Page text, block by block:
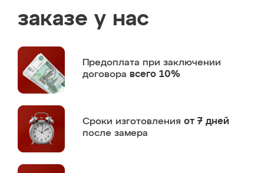
заказе у нас
Предоплата при заключении
договора всего 10%
Сроки изготовления от 7 дней
после замера